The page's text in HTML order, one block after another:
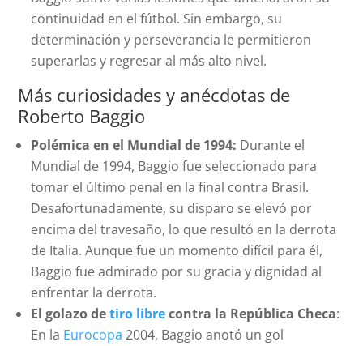
continuidad en el fútbol. Sin embargo, su
determinación y perseverancia le permitieron
superarlas y regresar al más alto nivel.
Más curiosidades y anécdotas de
Roberto Baggio
Polémica en el Mundial de 1994: Durante el
Mundial de 1994, Baggio fue seleccionado para
tomar el último penal en la final contra Brasil.
Desafortunadamente, su disparo se elevó por
encima del travesaño, lo que resultó en la derrota
de Italia. Aunque fue un momento difícil para él,
Baggio fue admirado por su gracia y dignidad al
enfrentar la derrota.
El golazo detiro librecontra la República Checa:
En la Eurocopa 2004, Baggio anotó un gol